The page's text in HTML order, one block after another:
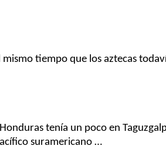
tiempo que los aztecas
tenía un poco en
suramericano …